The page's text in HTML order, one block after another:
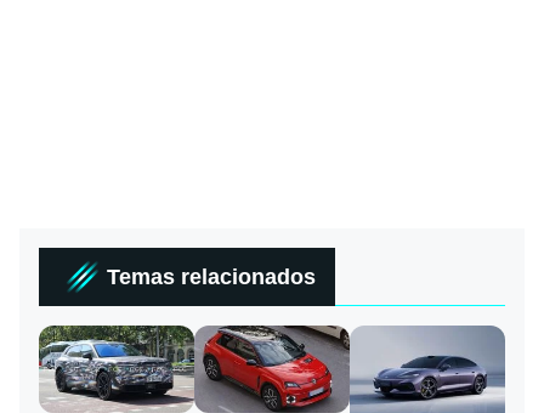
Temas relacionados